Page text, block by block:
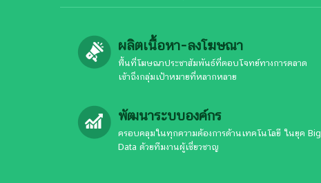
ผลิตเนื้อหา-ลงโฆษณา
พื้นที่โฆษณาประชาสัมพันธ์ที่ตอบโจทย์ทางการตลาด
เข้าถึงกลุ่มเป้าหมายที่หลากหลาย
พัฒนาระบบองค์กร
ครอบคลุมในทุกความต้องการด้านเทคโนโลยี ในยุค Big
Data ด้วยทีมงานผู้เชี่ยวชาญ